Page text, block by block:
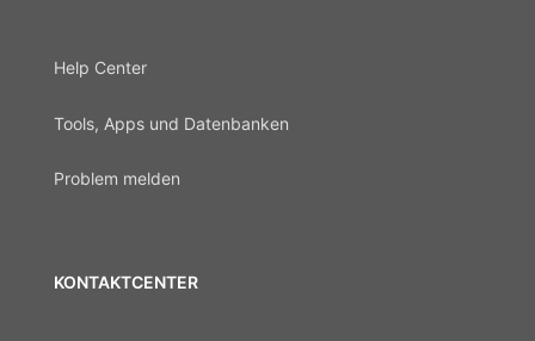
Help Center
Tools, Apps und Datenbanken
Problem melden
KONTAKTCENTER